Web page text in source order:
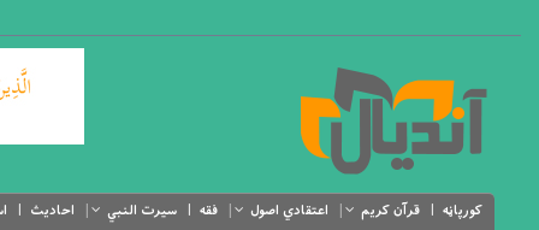
کورپاڼه قرآن کریم اعتقادي اصول فقه سیرت النبي احادیث